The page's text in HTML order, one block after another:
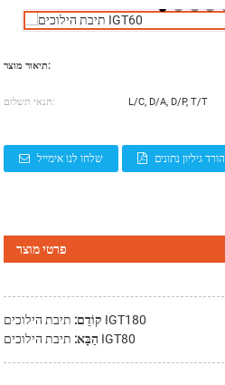
תיאור מוצר:
תנאי תשלום: L/C, D/A, D/P, T/T
שלחו לנו אימייל הורד גיליון נתונים
פרטי מוצר
קוֹדֵם: תיבת הילוכים IGT180
הַבָּא: תיבת הילוכים IGT80